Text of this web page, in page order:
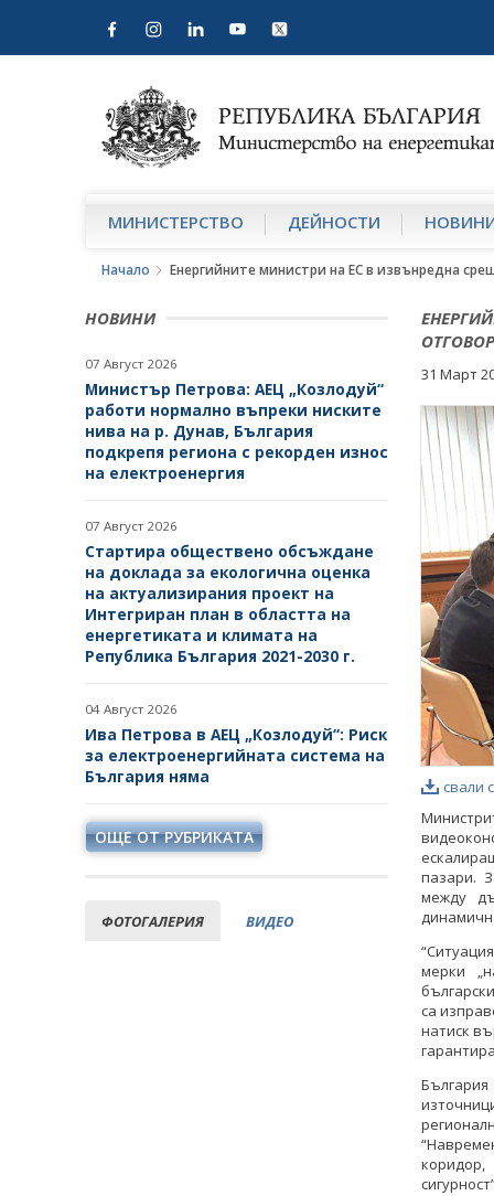
МИНИСТЕРСТВО ДЕЙНОСТИ
Начало Енергийните министри на ЕС в извънредна
НОВИНИ
07 Август 2026
Министър Петрова: АЕЦ „Козлодуй“
работи нормално въпреки ниските
нива на р. Дунав, България
подкрепя региона с рекорден износ
на електроенергия
07 Август 2026
Стартира обществено обсъждане
на доклада за екологична оценка
на актуализирания проект на
Интегриран план в областта на
енергетиката и климата на
Република България 2021-2030 г.
04 Август 2026
Ива Петрова в АЕЦ „Козлодуй“: Риск
за електроенергийната система на
България няма
ОЩЕ ОТ РУБРИКАТА
ФОТОГАЛЕРИЯ ВИДЕО
31 Март
свали
пазари.
между
мерки
са
натиск